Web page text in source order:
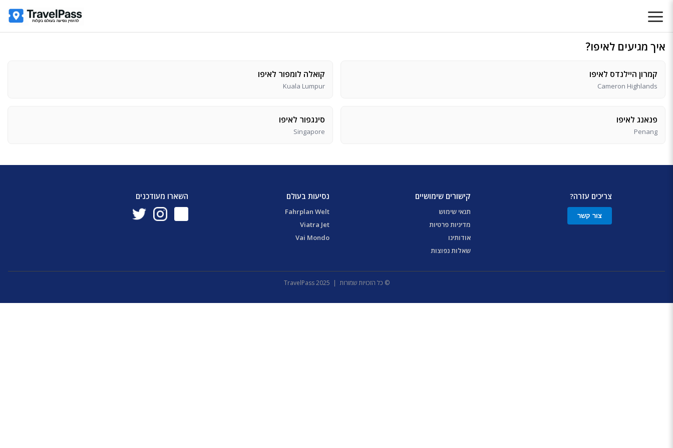
איך מגיעים לאיפו?
קמרון היילנדס לאיפו
Cameron Highlands
קואלה לומפור לאיפו
Kuala Lumpur
פנאנג לאיפו
Penang
סינגפור לאיפו
Singapore
צריכים עזרה?
צור קשר
קישורים שימושיים
תנאי שימוש
מדיניות פרטיות
אודותינו
שאלות נפוצות
נסיעות בעולם
Fahrplan Welt
Viatra Jet
Vai Mondo
השארו מעודכנים
© כל הזכויות שמורות | 2025 TravelPass